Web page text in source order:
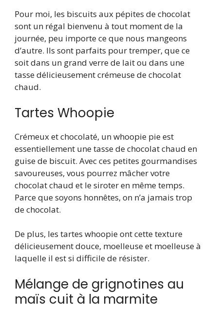
Pour moi, les biscuits aux pépites de chocolat
sont un régal bienvenu à tout moment de la
journée, peu importe ce que nous mangeons
d’autre. Ils sont parfaits pour tremper, que ce
soit dans un grand verre de lait ou dans une
tasse délicieusement crémeuse de chocolat
chaud.
Tartes Whoopie
Crémeux et chocolaté, un whoopie pie est
essentiellement une tasse de chocolat chaud en
guise de biscuit. Avec ces petites gourmandises
savoureuses, vous pourrez mâcher votre
chocolat chaud et le siroter en même temps.
Parce que soyons honnêtes, on n’a jamais trop
de chocolat.
De plus, les tartes whoopie ont cette texture
délicieusement douce, moelleuse et moelleuse à
laquelle il est si difficile de résister.
Mélange de grignotines au
maïs cuit à la marmite